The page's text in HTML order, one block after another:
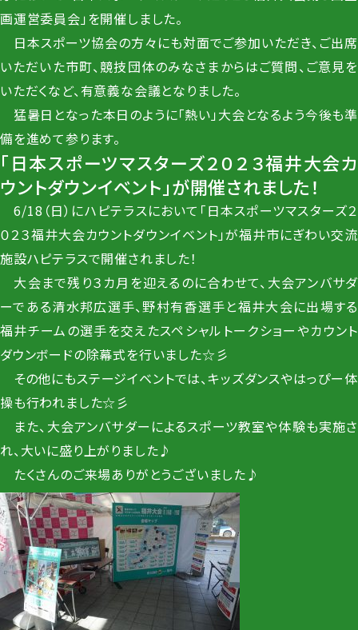
画運営委員会」を開催しました。
日本スポーツ協会の方々にも対面でご参加いただき、ご出席
いただいた市町、競技団体のみなさまからはご質問、ご意見を
いただくなど、有意義な会議となりました。
猛暑日となった本日のように「熱い」大会となるよう今後も準
備を進めて参ります。
「日本スポーツマスターズ２０２３福井大会カ
ウントダウンイベント」が開催されました！
6/18（日）にハピテラスにおいて「日本スポーツマスターズ２
０２３福井大会カウントダウンイベント」が福井市にぎわい交流
施設ハピテラスで開催されました！
大会まで残り３カ月を迎えるのに合わせて、大会アンバサダ
ーである清水邦広選手、野村有香選手と福井大会に出場する
福井チームの選手を交えたスペシャルトークショーやカウント
ダウンボードの除幕式を行いました☆彡
その他にもステージイベントでは、キッズダンスやはっぴー体
操も行われました☆彡
また、大会アンバサダーによるスポーツ教室や体験も実施さ
れ、大いに盛り上がりました♪
たくさんのご来場ありがとうございました♪